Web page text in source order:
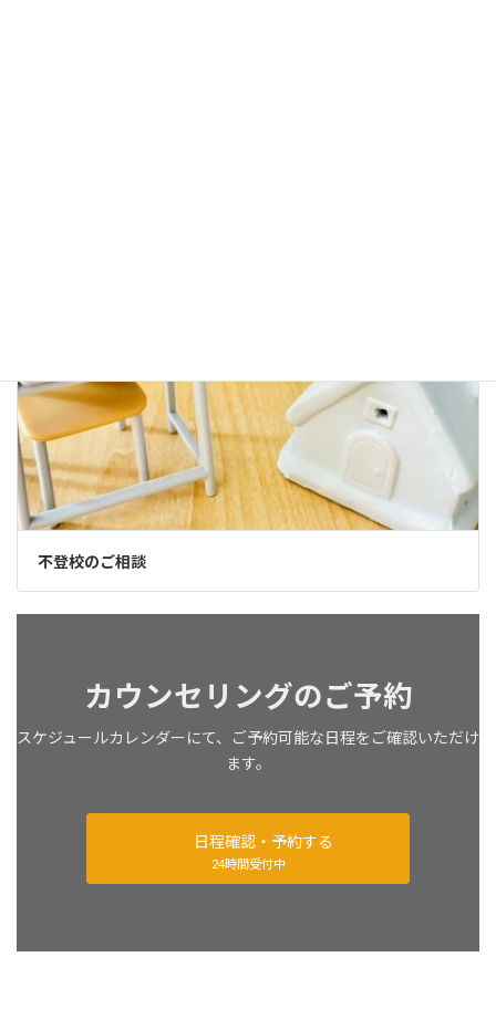
不登校のご相談
カウンセリングのご予約
スケジュールカレンダーにて、ご予約可能な日程をご確認いただけ
ます。
日程確認・予約する
24時間受付中